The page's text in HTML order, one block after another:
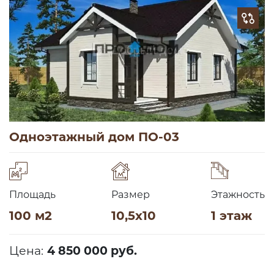
Одноэтажный дом ПО-03
Площадь
100 м2
Размер
10,5х10
Этажность
1 этаж
Цена: 4 850 000 руб.